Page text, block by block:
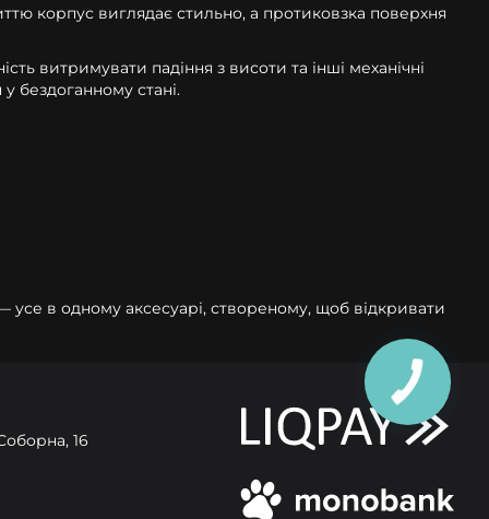
корпус виглядає стильно, а протиковзка поверхня
витримувати падіння з висоти та інші механічні
бездоганному стані.
усе в одному аксесуарі, створеному, щоб відкривати
16